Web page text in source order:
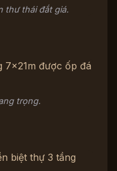
thư thái đắt giá.
trọng.